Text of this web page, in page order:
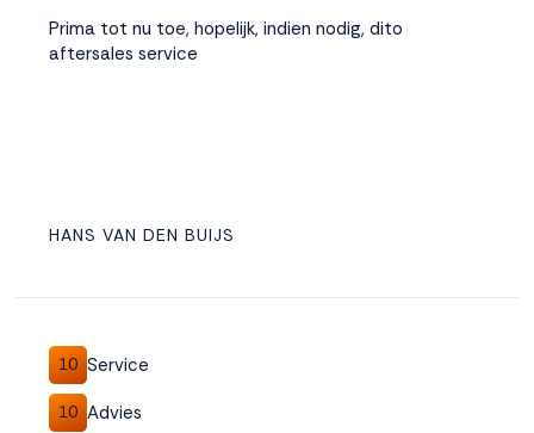
Prima tot nu toe, hopelijk, indien nodig, dito
aftersales service
HANS VAN DEN BUIJS
10 Service
10 Advies